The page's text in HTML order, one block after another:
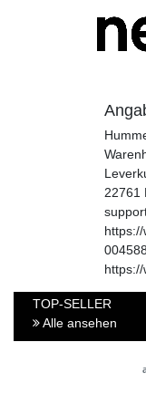
22761
TOP-SELLER
Alle ansehen